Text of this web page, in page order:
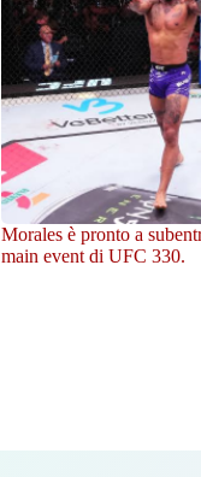
Morales è pronto a
main event di UFC 330.